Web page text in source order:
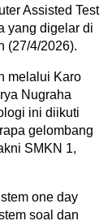
Assisted Test
yang digelar di
(27/4/2026).
melalui Karo
Nugraha
ini diikuti
gelombang
SMKN 1,
one day
soal dan